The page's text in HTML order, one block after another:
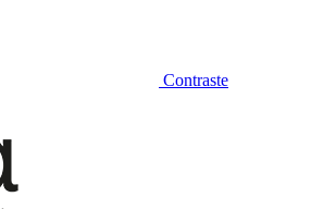
Contraste